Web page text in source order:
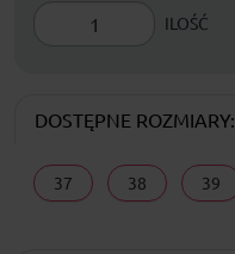
ILOŚĆ
DOSTĘPNE ROZMIARY:
37 38 39